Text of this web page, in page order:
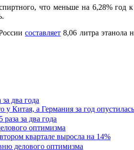
что меньше на 6,28% год
составляет 8,06 литра этанола
два года
у Китая, а Германия за год
оптимизма
квартале выросла на 14%